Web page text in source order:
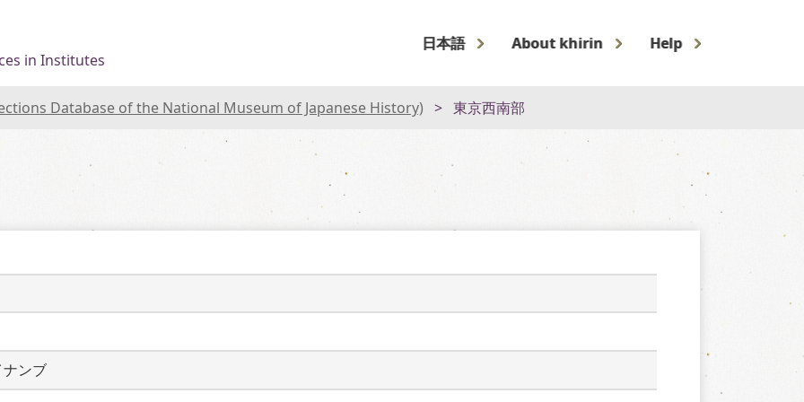
in Institutes
日本語 About khirin Help
Database of the National Museum of Japanese History) 東京西南部
ンブ